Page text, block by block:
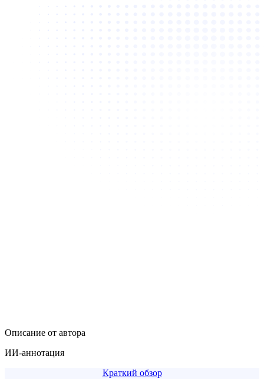
Описание от автора
ИИ-аннотация
Краткий обзор